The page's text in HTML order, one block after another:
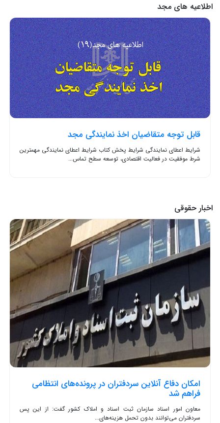
اطلاعیه های مجد
قابل توجه متقاضیان اخذ نمایندگی مجد
شرایط اعطای نمایندگی شرایط پخش کتاب شرایط اعطای نمایندگی مهمترین
شرط موفقیت در فعالیت اقتصادی، توسعه سطح تماس...
اخبار حقوقی
امکان دفاع آنلاین سردفتران در پرونده‌های انتظامی
فراهم شد
معاون امور اسناد سازمان ثبت اسناد و املاک کشور گفت: از این پس
سردفتران می‌توانند بدون تحمل هزینه‌های...